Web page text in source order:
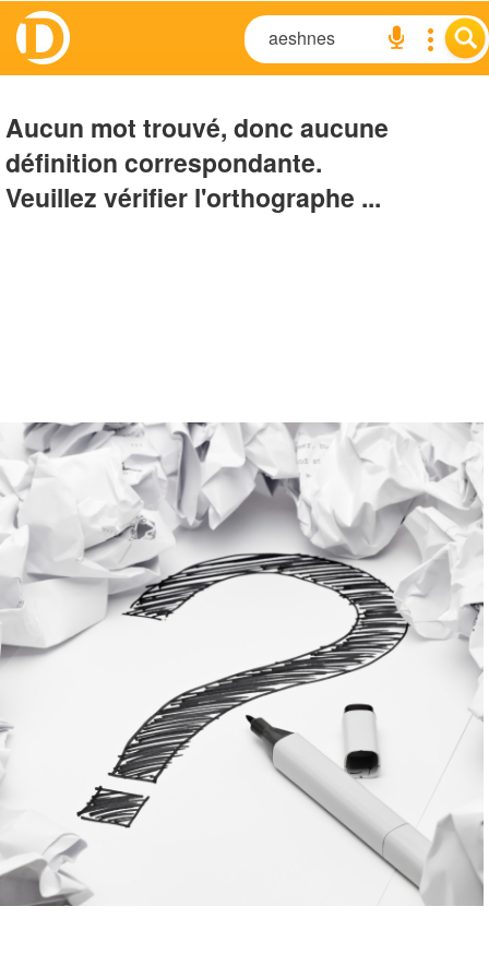
Aucun mot trouvé, donc aucune
définition correspondante.
Veuillez vérifier l'orthographe ...